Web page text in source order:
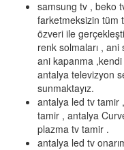
samsung tv , beko
farketmeksizin tüm
özveri ile
renk solmaları ,
ani kapanma ,kendi
antalya televizyon
sunmaktayız.
antalya led tv tamir
tamir , antalya
plazma tv tamir .
antalya led tv